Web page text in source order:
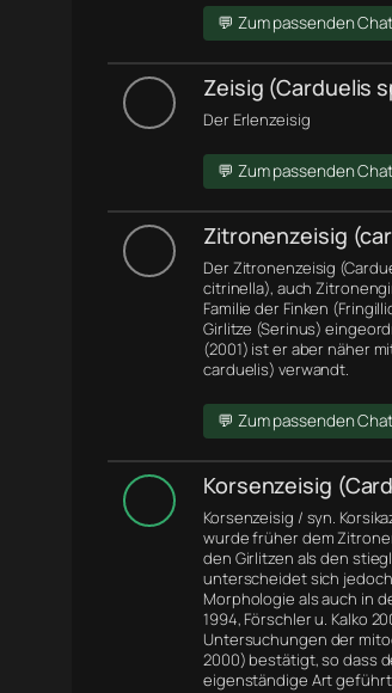
💬 Zum passenden
Zeisig (Carduelis
Der Erlenzeisig
💬 Zum passenden
Zitronenzeisig
Der Zitronenzeisig
citrinella), auch
Familie der Finken
Girlitze (Serinus)
(2001) ist er aber näher
carduelis) verwandt.
💬 Zum passenden
Korsenzeisig
Korsenzeisig / syn.
wurde früher dem
den Girlitzen als den
unterscheidet sich
Morphologie als auch in
1994, Förschler u. Kalko
Untersuchungen der
2000) bestätigt, so dass
eigenständige Art geführt